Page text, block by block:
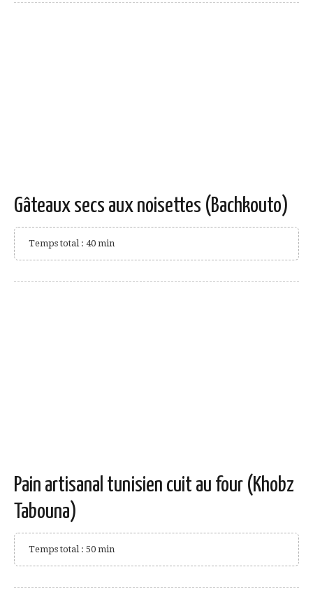
Gâteaux secs aux noisettes (Bachkouto)
Temps total : 40 min
Pain artisanal tunisien cuit au four (Khobz
Tabouna)
Temps total : 50 min